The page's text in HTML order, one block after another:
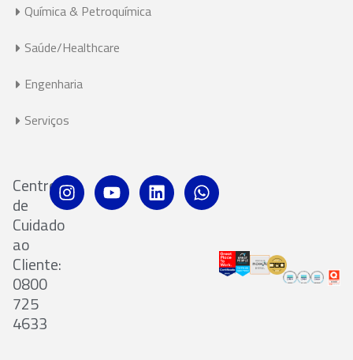
Química & Petroquímica
Saúde/Healthcare
Engenharia
Serviços
Centro
de
Cuidado
ao
Cliente:
0800
725
4633